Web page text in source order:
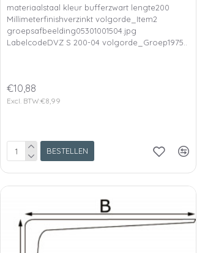
materiaalstaal kleur bufferzwart lengte200
Millimeterfinishverzinkt volgorde_Item2
groepsafbeelding05301001504.jpg
LabelcodeDVZ S 200-04 volgorde_Groep1975..
€10,88
Excl. BTW:€8,99
BESTELLEN